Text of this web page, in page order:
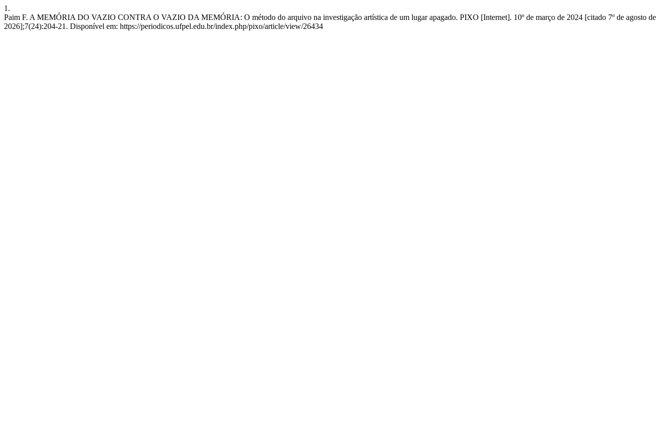
1.
Paim F. A MEMÓRIA DO VAZIO CONTRA O VAZIO DA MEMÓRIA: O método do arquivo na investigação artística de um lugar apagado. PIXO [Internet]. 10º de março de 2024 [citado 7º de agosto de
2026];7(24):204-21. Disponível em: https://periodicos.ufpel.edu.br/index.php/pixo/article/view/26434